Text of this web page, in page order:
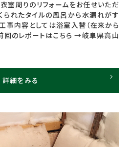
室周りのリフォームをお任せいただ
られたタイルの風呂から水漏れがす
事内容としては浴室入替（在来から
回のレポートはこちら →岐阜県高山
詳細をみる